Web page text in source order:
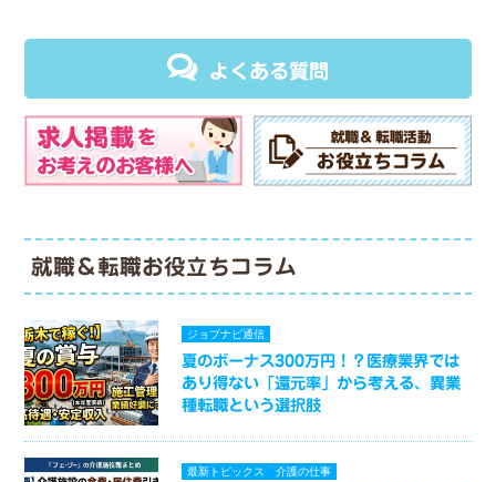
よくある質問
就職＆転職お役立ちコラム
ジョブナビ通信
夏のボーナス300万円！？医療業界では
あり得ない「還元率」から考える、異業
種転職という選択肢
最新トピックス 介護の仕事